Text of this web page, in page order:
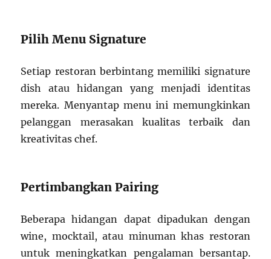
Pilih Menu Signature
Setiap restoran berbintang memiliki signature
dish atau hidangan yang menjadi identitas
mereka. Menyantap menu ini memungkinkan
pelanggan merasakan kualitas terbaik dan
kreativitas chef.
Pertimbangkan Pairing
Beberapa hidangan dapat dipadukan dengan
wine, mocktail, atau minuman khas restoran
untuk meningkatkan pengalaman bersantap.